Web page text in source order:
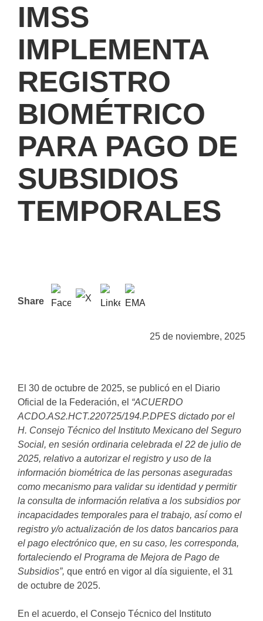
IMSS
IMPLEMENTA
REGISTRO
BIOMÉTRICO
PARA PAGO DE
SUBSIDIOS
TEMPORALES
Share
25 de noviembre, 2025
El 30 de octubre de 2025, se publicó en el Diario
Oficial de la Federación, el “ACUERDO
ACDO.AS2.HCT.220725/194.P.DPES dictado por el
H. Consejo Técnico del Instituto Mexicano del Seguro
Social, en sesión ordinaria celebrada el 22 de julio de
2025, relativo a autorizar el registro y uso de la
información biométrica de las personas aseguradas
como mecanismo para validar su identidad y permitir
la consulta de información relativa a los subsidios por
incapacidades temporales para el trabajo, así como el
registro y/o actualización de los datos bancarios para
el pago electrónico que, en su caso, les corresponda,
fortaleciendo el Programa de Mejora de Pago de
Subsidios”, que entró en vigor al día siguiente, el 31
de octubre de 2025.
En el acuerdo, el Consejo Técnico del Instituto